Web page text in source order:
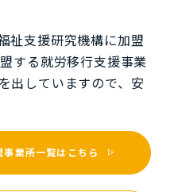
祉⽀援研究機構に加盟
する就労移⾏⽀援事業
出していますので、安
事業所一覧はこちら